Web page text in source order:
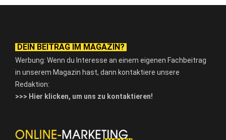
DEIN BEITRAG IM MAGAZIN?
Werbung: Wenn du Interesse an einem eigenen Fachbeitrag
in unserem Magazin hast, dann kontaktiere unsere
Redaktion:
>>> Hier klicken, um uns zu kontaktieren!